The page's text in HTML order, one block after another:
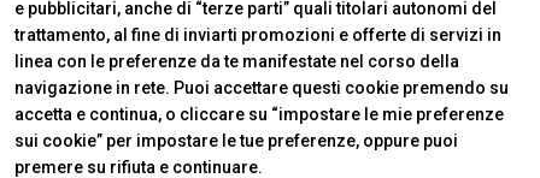
e pubblicitari, anche di “terze parti” quali titolari autonomi del
trattamento, al fine di inviarti promozioni e offerte di servizi in
linea con le preferenze da te manifestate nel corso della
navigazione in rete. Puoi accettare questi cookie premendo su
accetta e continua, o cliccare su “impostare le mie preferenze
sui cookie” per impostare le tue preferenze, oppure puoi
premere su rifiuta e continuare.
ABOUT
IBE Intermobility Future Ways
Newsletter
VISITARE
Perché visitare